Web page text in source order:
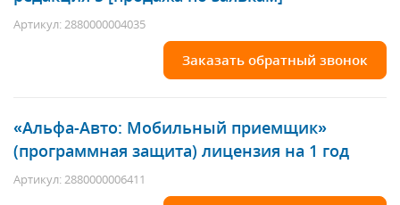
Артикул: 2880000004035
Заказать обратный звонок
«Альфа-Авто: Мобильный приемщик»
(программная защита) лицензия на 1 год
Артикул: 2880000006411